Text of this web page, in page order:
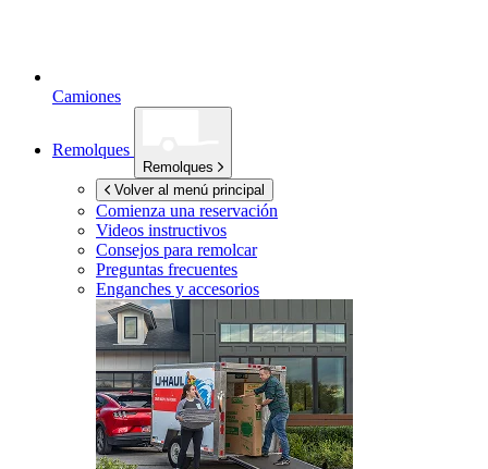
Camiones
Remolques
Remolques
Volver al menú principal
Comienza una reservación
Videos instructivos
Consejos para remolcar
Preguntas frecuentes
Enganches y accesorios